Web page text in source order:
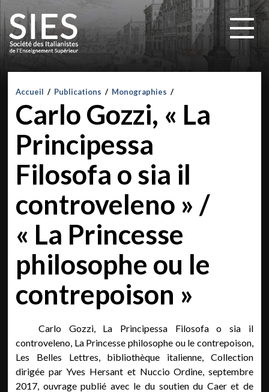
Accueil / Publications / Monographies /
Carlo Gozzi, « La
Principessa
Filosofa o sia il
controveleno » /
« La Princesse
philosophe ou le
contrepoison »
Carlo Gozzi, La Principessa Filosofa o sia il
controveleno, La Princesse philosophe ou le contrepoison,
Les Belles Lettres, bibliothèque italienne, Collection
dirigée par Yves Hersant et Nuccio Ordine, septembre
2017, ouvrage publié avec le du soutien du Caer et de